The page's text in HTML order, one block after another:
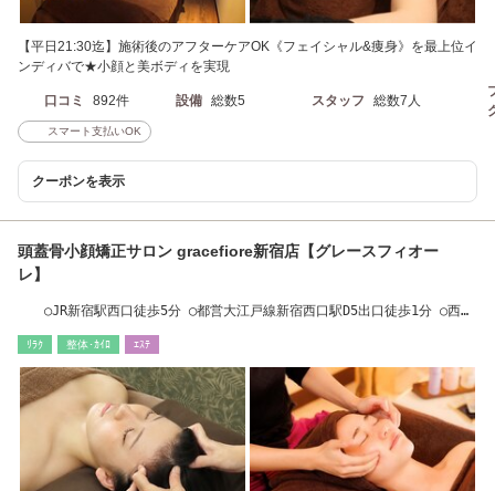
【平日21:30迄】施術後のアフターケアOK《フェイシャル&痩身》を最上位イ
ンディバで★小顔と美ボディを実現
口コミ 892件 設備 総数5 スタッフ 総数7人
スマート支払いOK
クーポンを表示
頭蓋骨小顔矯正サロン gracefiore新宿店【グレースフィオー
レ】
○JR新宿駅西口徒歩5分 ◯都営大江戸線新宿西口駅D5出口徒歩1分 ○西武
ﾘﾗｸ 整体･ｶｲﾛ ｴｽﾃ